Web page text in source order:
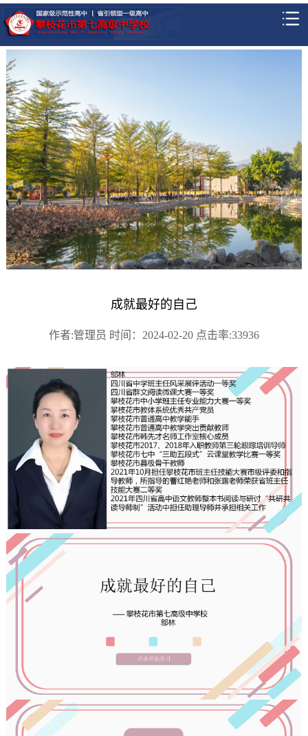
成就最好的自己
作者:管理员 时间：2024-02-20 点击率:33936